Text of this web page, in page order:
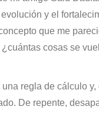
y el
que me
cosas se
regla de cálculo
De repente,